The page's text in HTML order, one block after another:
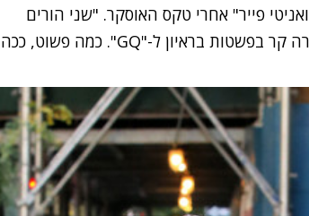
פייר" אחרי טקס האוסקר. "שני הורים
מאושרים עדיפים על שני הורים אומללים", הסבירה קר בפשטות בראיון ל-"GQ". כמה פשוט, ככה